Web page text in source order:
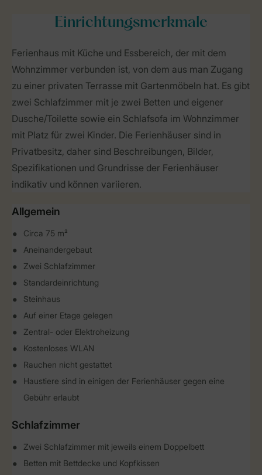
Einrichtungsmerkmale
Ferienhaus mit Küche und Essbereich, der mit dem
Wohnzimmer verbunden ist, von dem aus man Zugang
zu einer privaten Terrasse mit Gartenmöbeln hat. Es gibt
zwei Schlafzimmer mit je zwei Betten und eigener
Dusche/Toilette sowie ein Schlafsofa im Wohnzimmer
mit Platz für zwei Kinder. Die Ferienhäuser sind in
Privatbesitz, daher sind Beschreibungen, Bilder,
Spezifikationen und Grundrisse der Ferienhäuser
indikativ und können variieren.
Allgemein
Circa 75 m²
Aneinandergebaut
Zwei Schlafzimmer
Standardeinrichtung
Steinhaus
Auf einer Etage gelegen
Zentral- oder Elektroheizung
Kostenloses WLAN
Rauchen nicht gestattet
Haustiere sind in einigen der Ferienhäuser gegen eine
Gebühr erlaubt
Schlafzimmer
Zwei Schlafzimmer mit jeweils einem Doppelbett
Betten mit Bettdecke und Kopfkissen